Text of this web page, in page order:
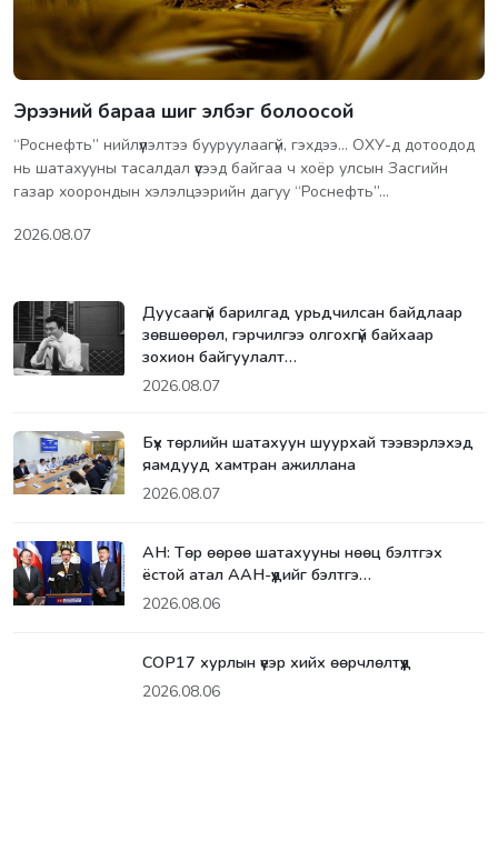
Эрээний бараа шиг элбэг болоосой
“Роснефть” нийлүүлэлтээ бууруулаагүй, гэхдээ... ОХУ-д дотоодод
нь шатахууны тасалдал үүсээд байгаа ч хоёр улсын Засгийн
газар хоорондын хэлэлцээрийн дагуу “Роснефть”…
2026.08.07
Дуусаагүй барилгад урьдчилсан байдлаар
зөвшөөрөл, гэрчилгээ олгохгүй байхаар
зохион байгуулалт…
2026.08.07
Бүх төрлийн шатахуун шуурхай тээвэрлэхэд
яамдууд хамтран ажиллана
2026.08.07
АН: Төр өөрөө шатахууны нөөц бэлтгэх
ёстой атал ААН-үүдийг бэлтгэ…
2026.08.06
СОР17 хурлын үеэр хийх өөрчлөлтүүд
2026.08.06